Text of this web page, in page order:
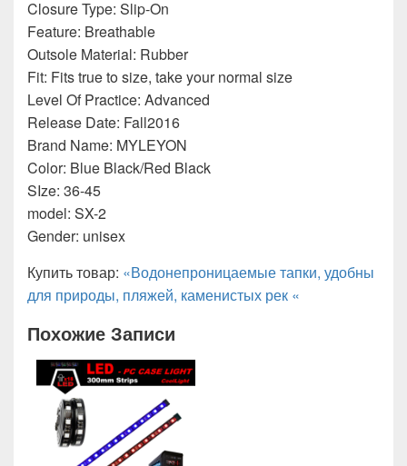
Closure Type: Slip-On
Feature: Breathable
Outsole Material: Rubber
Fit: Fits true to size, take your normal size
Level Of Practice: Advanced
Release Date: Fall2016
Brand Name: MYLEYON
Color: Blue Black/Red Black
SIze: 36-45
model: SX-2
Gender: unisex
Купить товар: «Водонепроницаемые тапки, удобны
для природы, пляжей, каменистых рек «
Похожие Записи